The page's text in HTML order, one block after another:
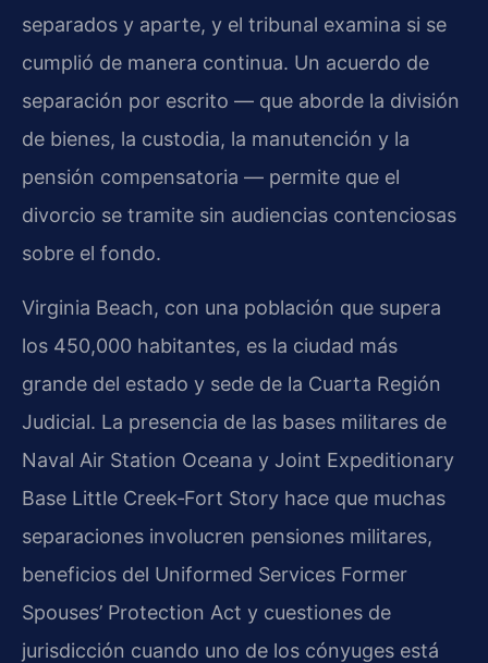
separados y aparte, y el tribunal examina si se
cumplió de manera continua. Un acuerdo de
separación por escrito — que aborde la división
de bienes, la custodia, la manutención y la
pensión compensatoria — permite que el
divorcio se tramite sin audiencias contenciosas
sobre el fondo.
Virginia Beach, con una población que supera
los 450,000 habitantes, es la ciudad más
grande del estado y sede de la Cuarta Región
Judicial. La presencia de las bases militares de
Naval Air Station Oceana y Joint Expeditionary
Base Little Creek‑Fort Story hace que muchas
separaciones involucren pensiones militares,
beneficios del Uniformed Services Former
Spouses’ Protection Act y cuestiones de
jurisdicción cuando uno de los cónyuges está